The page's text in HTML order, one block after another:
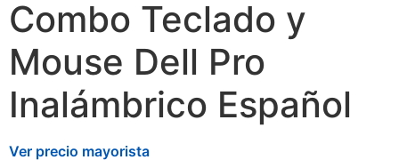
Combo Teclado y
Mouse Dell Pro
Inalámbrico Español
Ver precio mayorista